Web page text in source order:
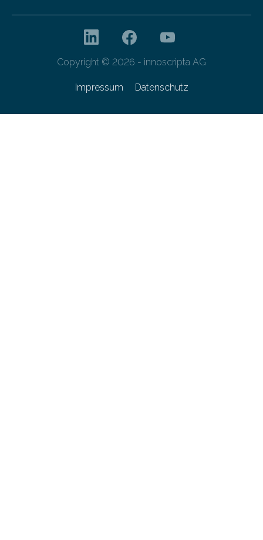
Copyright © 2026 - innoscripta AG
Impressum Datenschutz